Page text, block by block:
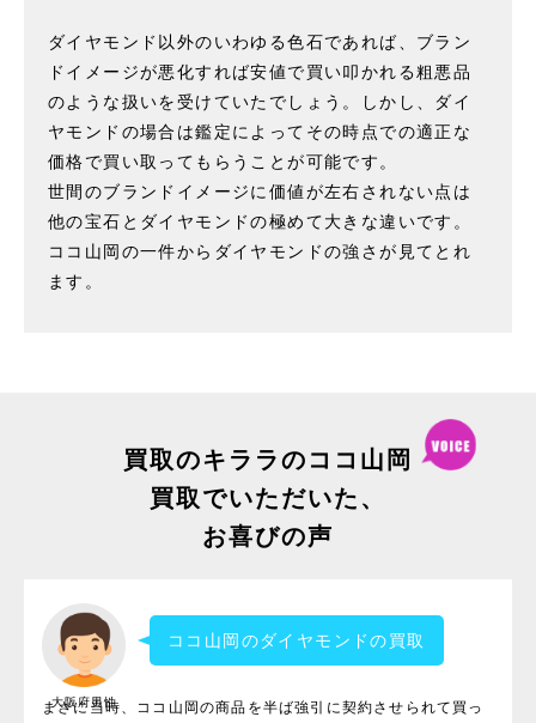
ダイヤモンド以外のいわゆる色石であれば、ブラン
ドイメージが悪化すれば安値で買い叩かれる粗悪品
のような扱いを受けていたでしょう。しかし、ダイ
ヤモンドの場合は鑑定によってその時点での適正な
価格で買い取ってもらうことが可能です。
世間のブランドイメージに価値が左右されない点は
他の宝石とダイヤモンドの極めて大きな違いです。
ココ山岡の一件からダイヤモンドの強さが見てとれ
ます。
買取のキララのココ山岡
買取でいただいた、
お喜びの声
大阪府男性
ココ山岡のダイヤモンドの買取
まさに当時、ココ山岡の商品を半ば強引に契約させられて買っ